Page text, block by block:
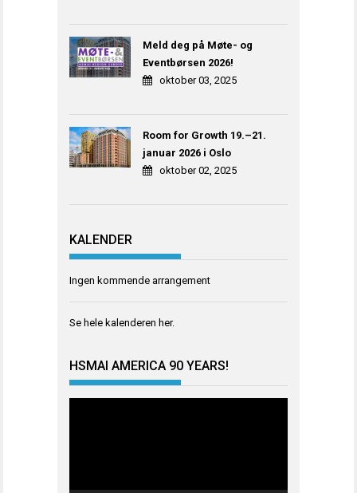
Meld deg på Møte- og
Eventbørsen 2026!
oktober 03, 2025
Room for Growth 19.–21.
januar 2026 i Oslo
oktober 02, 2025
KALENDER
Ingen kommende arrangement
Se hele kalenderen her.
HSMAI AMERICA 90 YEARS!